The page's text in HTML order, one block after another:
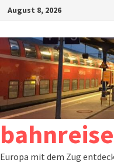
Zum
springen
August 8, 2026
Europa mit dem Zug